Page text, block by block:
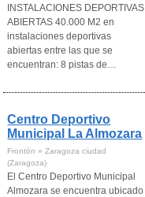
INSTALACIONES DEPORTIVAS
ABIERTAS 40.000 M2 en
instalaciones deportivas
abiertas entre las que se
encuentran: 8 pistas de…
Centro Deportivo
Municipal La Almozara
Frontón » Zaragoza ciudad
(Zaragoza)
El Centro Deportivo Municipal
Almozara se encuentra ubicado